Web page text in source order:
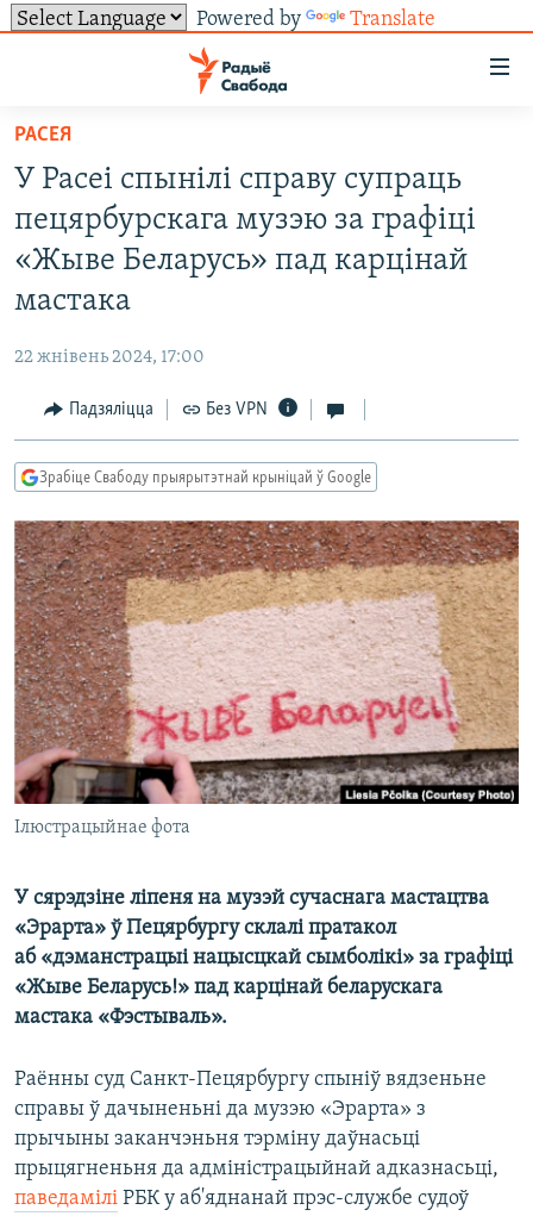
Powered by Translate
ўнівэрсальнага
доступу
Перайсьці
да
галоўнага
зьместу
да
галоўнай
Перайсьці
да
пошуку
УСЕ НАВІНЫ
ВІДЭА І ФОТА
ВАЙНА
БЕЛАРУСЫ НА ВАЙНЕ
КУЛЬТУРА
КАЛЯНДАР
ТОЛЬКІ НА СВАБОДЗЕ
ТЭСТЫ
КНІГІ
АЎДЫЁКНІГІ
МОВА
НА ХВАЛЯХ СВАБОДЫ
СУВЯЗЬ
FACEBOOK
TWITTER
САЧЫЦЕ ЗА АБНАЎЛЕНЬНЯМІ
РАСЕЯ
У Расеі спынілі справу супраць
пецярбурскага музэю за графіці
«Жыве Беларусь» пад карцінай
мастака
22 жнівень 2024, 17:00
Падзяліцца Без VPN
Зрабіце Свабоду прыярытэтнай крыніцай ў Google
Ілюстрацыйнае фота
У сярэдзіне ліпеня на музэй сучаснага мастацтва
«Эрарта» ў Пецярбургу склалі пратакол
аб «дэманстрацыі нацысцкай сымболікі» за графіці
«Жыве Беларусь!» пад карцінай беларускага
мастака «Фэстываль».
Раённы суд Санкт-Пецярбургу спыніў вядзеньне
справы ў дачыненьні да музэю «Эрарта» з
прычыны заканчэньня тэрміну даўнасьці
прыцягненьня да адміністрацыйнай адказнасьці,
паведамілі РБК у аб'яднанай прэс-службе судоў